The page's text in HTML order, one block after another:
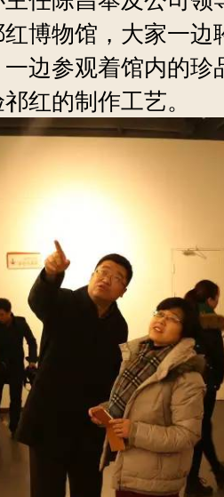
博物馆，大家一边
边参观着馆内的珍
红的制作工艺。